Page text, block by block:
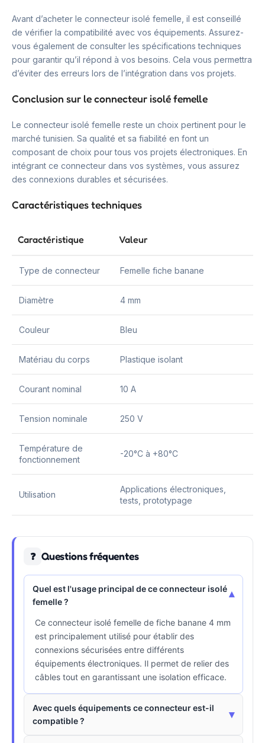
Avant d’acheter le connecteur isolé femelle, il est conseillé
de vérifier la compatibilité avec vos équipements. Assurez-
vous également de consulter les spécifications techniques
pour garantir qu’il répond à vos besoins. Cela vous permettra
d’éviter des erreurs lors de l’intégration dans vos projets.
Conclusion sur le connecteur isolé femelle
Le connecteur isolé femelle reste un choix pertinent pour le
marché tunisien. Sa qualité et sa fiabilité en font un
composant de choix pour tous vos projets électroniques. En
intégrant ce connecteur dans vos systèmes, vous assurez
des connexions durables et sécurisées.
Caractéristiques techniques
Caractéristique Valeur
Type de connecteur Femelle fiche banane
Diamètre 4 mm
Couleur Bleu
Matériau du corps Plastique isolant
Courant nominal 10 A
Tension nominale 250 V
Température de
fonctionnement
-20°C à +80°C
Utilisation
Applications électroniques,
tests, prototypage
❓ Questions fréquentes
Quel est l'usage principal de ce connecteur isolé
femelle ?
▾
Ce connecteur isolé femelle de fiche banane 4 mm
est principalement utilisé pour établir des
connexions sécurisées entre différents
équipements électroniques. Il permet de relier des
câbles tout en garantissant une isolation efficace.
Avec quels équipements ce connecteur est-il
compatible ?
▾